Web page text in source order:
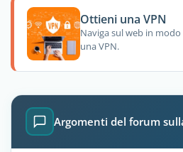
Ottieni una VPN
Naviga sul web in
una VPN.
Argomenti del forum